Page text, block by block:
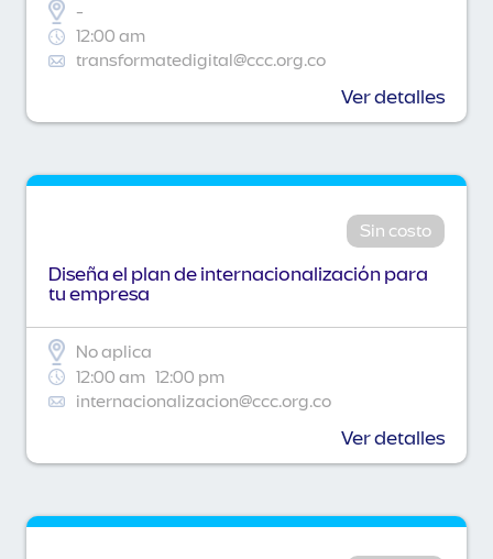
-
12:00 am
transformatedigital@ccc.org.co
Ver detalles
Sin costo
Diseña el plan de internacionalización para
tu empresa
No aplica
12:00 am 12:00 pm
internacionalizacion@ccc.org.co
Ver detalles